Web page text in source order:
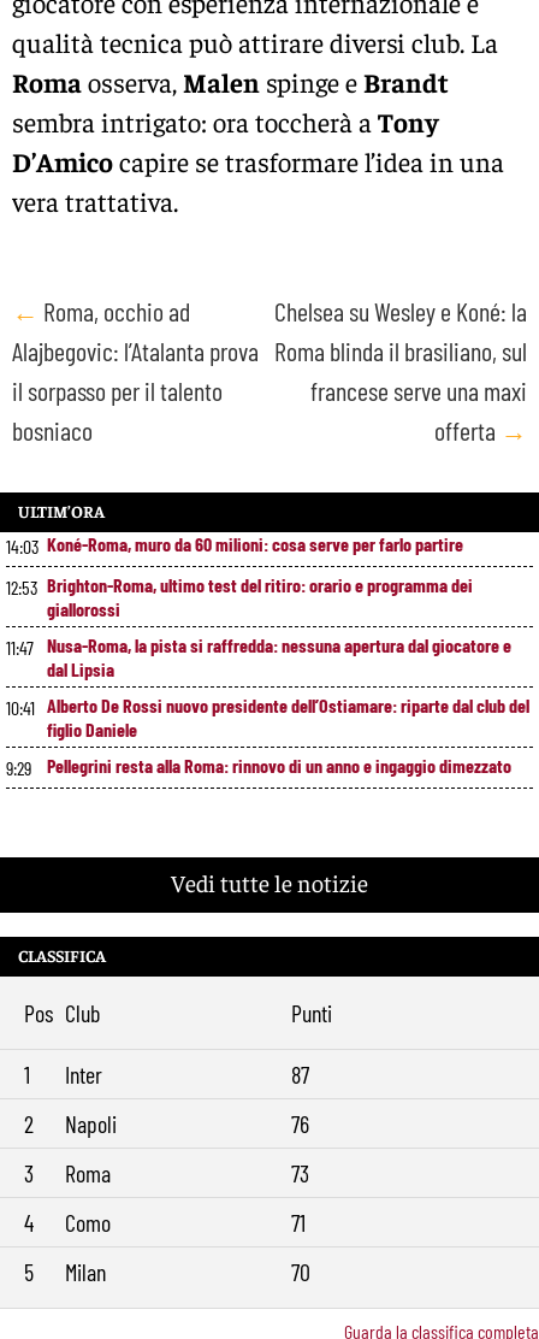
qualità tecnica può attirare diversi club. La
Romaosserva, Malen spinge eBrandt
sembra intrigato: ora toccherà a Tony
D’Amicocapire se trasformare l’idea in una
vera trattativa.
Post
navigation
← Roma, occhio ad
Alajbegovic: l’Atalanta prova
il sorpasso per il talento
bosniaco
Chelsea su Wesley e Koné: la
Roma blinda il brasiliano, sul
francese serve una maxi
offerta →
ULTIM’ORA
14:03 Koné-Roma, muro da 60 milioni: cosa serve per farlo partire
12:53 Brighton-Roma, ultimo test del ritiro: orario e programma dei
giallorossi
11:47 Nusa-Roma, la pista si raffredda: nessuna apertura dal giocatore e
dal Lipsia
10:41 Alberto De Rossi nuovo presidente dell’Ostiamare: riparte dal club del
figlio Daniele
9:29
Pellegrini resta alla Roma: rinnovo di un anno e ingaggio dimezzato
Vedi tutte le notizie
CLASSIFICA
Pos Club Punti
1 Inter
87
2
Napoli
76
3
Roma
73
4
Como
71
5
Milan 70
Guarda la classifica completa